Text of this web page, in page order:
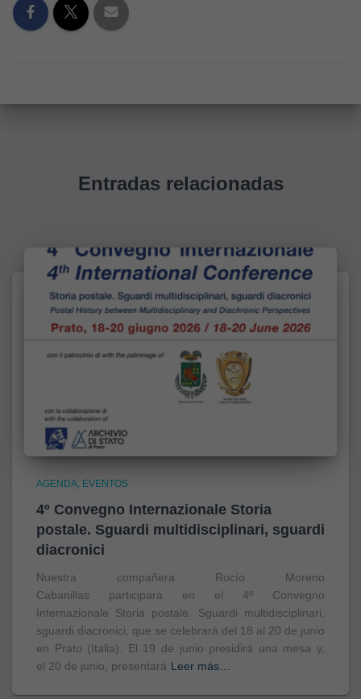
Entradas relacionadas
AGENDA EVENTOS
4º Convegno Internazionale Storia
postale. Sguardi multidisciplinari, sguardi
diacronici
Nuestra compañera Rocío Moreno
Cabanillas participará en el 4º Convegno
Internazionale Storia postale. Sguardi multidisciplinari,
sguardi diacronici, que se celebrará del 18 al 20 de junio
en Prato (Italia). El 19 de junio presidirá una mesa y,
el 20 de junio, presentará Leer más…